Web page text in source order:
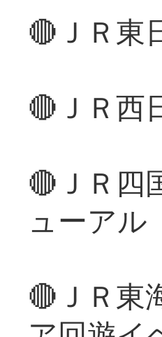
🔴ＪＲ東
🔴ＪＲ西
🔴ＪＲ四
ューアル
🔴ＪＲ東